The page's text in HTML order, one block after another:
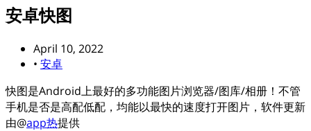
安卓快图
April 10, 2022
• 安卓
快图是Android上最好的多功能图片浏览器/图库/相册！不管
手机是否是高配低配，均能以最快的速度打开图片，软件更新
由@app热提供